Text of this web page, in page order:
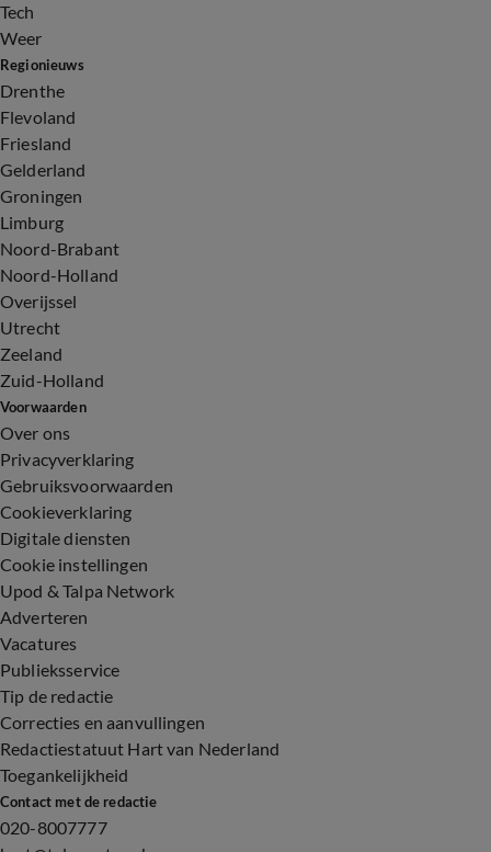
Tech
Weer
Regionieuws
Drenthe
Flevoland
Friesland
Gelderland
Groningen
Limburg
Noord-Brabant
Noord-Holland
Overijssel
Utrecht
Zeeland
Zuid-Holland
Voorwaarden
Over ons
Privacyverklaring
Gebruiksvoorwaarden
Cookieverklaring
Digitale diensten
Cookie instellingen
Upod & Talpa Network
Adverteren
Vacatures
Publieksservice
Tip de redactie
Correcties en aanvullingen
Redactiestatuut Hart van Nederland
Toegankelijkheid
Contact met de redactie
020-8007777